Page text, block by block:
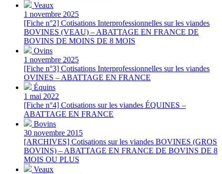
Veaux
1 novembre 2025
[Fiche n°2] Cotisations Interprofessionnelles sur les viandes
BOVINES (VEAU) – ABATTAGE EN FRANCE DE
BOVINS DE MOINS DE 8 MOIS
Ovins
1 novembre 2025
[Fiche n°3] Cotisations Interprofessionnelles sur les viandes
OVINES – ABATTAGE EN FRANCE
Équins
1 mai 2022
[Fiche n°4] Cotisations sur les viandes ÉQUINES –
ABATTAGE EN FRANCE
Bovins
30 novembre 2015
[ARCHIVES] Cotisations sur les viandes BOVINES (GROS
BOVINS) – ABATTAGE EN FRANCE DE BOVINS DE 8
MOIS OU PLUS
Veaux